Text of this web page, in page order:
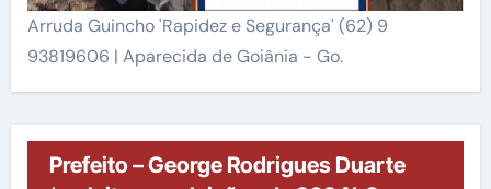
Arruda Guincho 'Rapidez e Segurança' (62) 9
93819606 | Aparecida de Goiânia - Go.
Prefeito – George Rodrigues Duarte